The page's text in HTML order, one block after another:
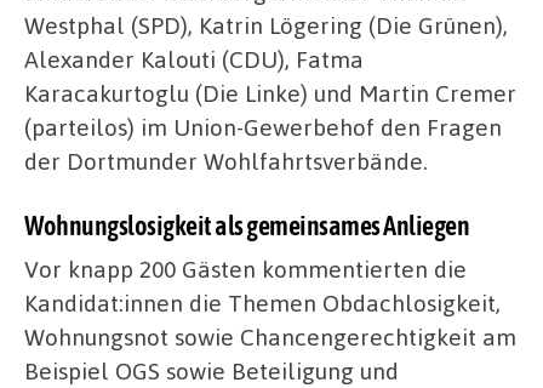
Westphal (SPD), Katrin Lögering (Die Grünen),
Alexander Kalouti (CDU), Fatma
Karacakurtoglu (Die Linke) und Martin Cremer
(parteilos) im Union-Gewerbehof den Fragen
der Dortmunder Wohlfahrtsverbände.
Wohnungslosigkeit als gemeinsames Anliegen
Vor knapp 200 Gästen kommentierten die
Kandidat:innen die Themen Obdachlosigkeit,
Wohnungsnot sowie Chancengerechtigkeit am
Beispiel OGS sowie Beteiligung und